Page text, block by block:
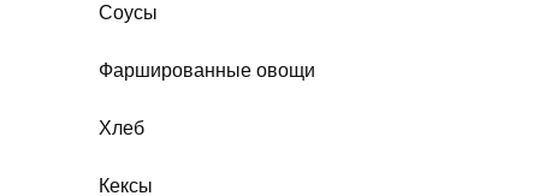
Соусы
Фаршированные овощи
Хлеб
Кексы